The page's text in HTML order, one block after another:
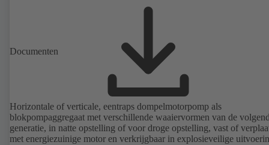
Documenten
Horizontale of verticale, eentraps dompelmotorpomp als
blokpompaggregaat met verschillende waaiervormen van de
generatie, in natte opstelling of voor droge opstelling, vast of
met energiezuinige motor en verkrijgbaar in explosieveilige